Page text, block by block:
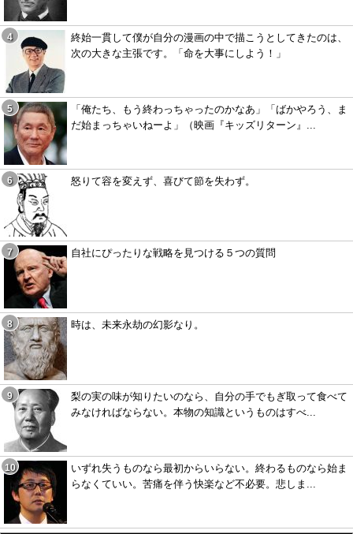
終始一貫して僕が自分の漫画の中で描こうとしてきたのは、
次の大きな主張です。「命を大事にしよう！」
「俺たち、もう終わっちゃったのかなあ」「ばかやろう、ま
だ始まっちゃいねーよ」（映画『キッズリターン』...
怒りて容を変えず、喜びて節を失わず。
自社にぴったりな戦略を見つける５つの質問
時は、未来永劫の幻影なり。
梨の実の味が知りたいのなら、自分の手でもぎ取って食べて
みなければならない。本物の知識というものはすべ...
いずれ失うものなら最初からいらない。終わるものなら始ま
らなくていい。苦痛を伴う快楽など不必要。悲しま...